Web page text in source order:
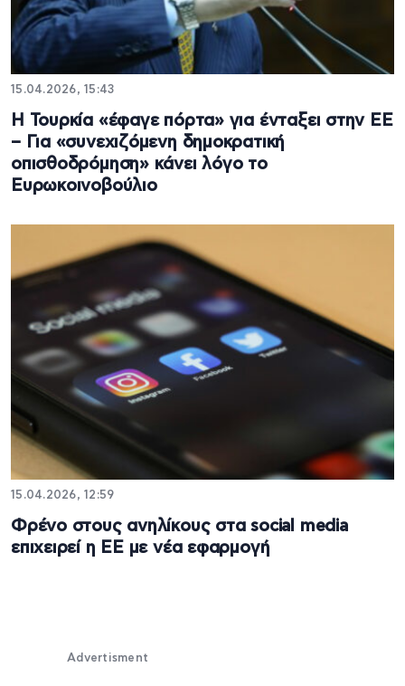
15.04.2026, 15:43
Η Τουρκία «έφαγε πόρτα» για ένταξει στην ΕΕ
– Για «συνεχιζόμενη δημοκρατική
οπισθοδρόμηση» κάνει λόγο το
Ευρωκοινοβούλιο
15.04.2026, 12:59
Φρένο στους ανηλίκους στα social media
επιχειρεί η ΕΕ με νέα εφαρμογή
Advertisment